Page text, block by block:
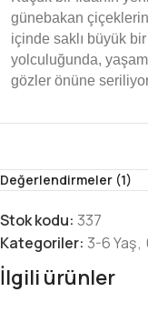
günebakan
içinde saklı büyük
yolculuğunda,
gözler önüne
Değerlendirmeler (1)
Stok kodu: 337
Kategoriler: 3-6 Yaş,
İlgili ürünler